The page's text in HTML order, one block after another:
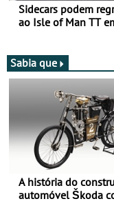
Sidecars podem
ao Isle of Man TT
Sabia que
A história do
automóvel Škoda